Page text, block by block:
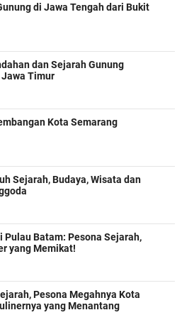
di Jawa Tengah dari Bukit
dan Sejarah Gunung
Timur
Kota Semarang
Sejarah, Budaya, Wisata dan
Pulau Batam: Pesona Sejarah,
yang Memikat!
Pesona Megahnya Kota
yang Menantang